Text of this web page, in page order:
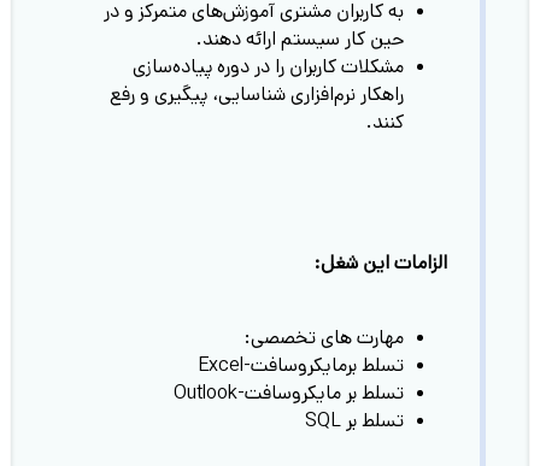
به کاربران مشتری آموزش‌های متمرکز و در
حین کار سیستم ارائه دهند.
مشکلات کاربران را در دوره پیاده‌سازی
راهکار نرم‌افزاری شناسایی، پیگیری و رفع
کنند.
الزامات این شغل:
مهارت های تخصصی:
تسلط برمایکروسافت-Excel
تسلط بر مایکروسافت-Outlook
تسلط بر SQL